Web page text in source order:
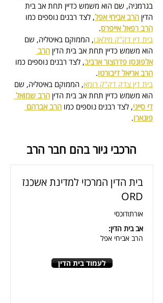
בגרמניה, שם הוא משמש כדיין תחת אב בית
הדין הרב אביחי אפל, לצד רבנים נוספים כמו
הרב רפאל אייפרס.
בית דין דק"ק מילאנו, הממוקם באיטליה, שם
הוא משמש כדיין תחת אב בית הדין הרב
אלפונסו פדהצור ארביב, לצד רבנים נוספים כמו
הרב אריאל דיבורטו.
בית דין צדק דק"ק רומא, הממוקם באיטליה, שם
הוא משמש כדיין תחת אב בית הדין הרב שמואל
די סייני, לצד רבנים נוספים כמו הרב אברהם
פונארו.
הרכבי גיור בהם חבר הרב
בית הדין המרכזי למדינת אשכנז
ORD
אורתודוכסי
אב בית הדין:
הרב אביחי אפל
לעמוד בית הדין